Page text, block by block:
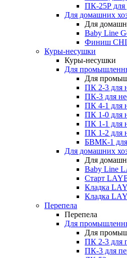
ПК-25Р для
Для домашних
Для
Baby Line
Финиш
Куры-несушки
Куры-несушки
Для
Для
ПК 2-3 для
ПК-3 для
ПК 4-1 для
ПК 1-0 для
ПК 1-1 для
ПК 1-2 для
БВМК-1
Для домашних
Для
Baby Line
Старт
Кладка
Кладка
Перепела
Перепела
Для
Для
ПК 2-3 для
ПК-3 для